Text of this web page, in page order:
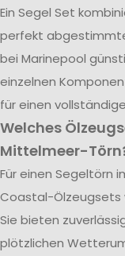
Ein Segel Set
perfekt
bei Marinepool
einzelnen
für einen
Welches
Mittelmeer-
Für einen Segeltörn
Coastal-Ölzeugsets
Sie bieten
plötzlichen